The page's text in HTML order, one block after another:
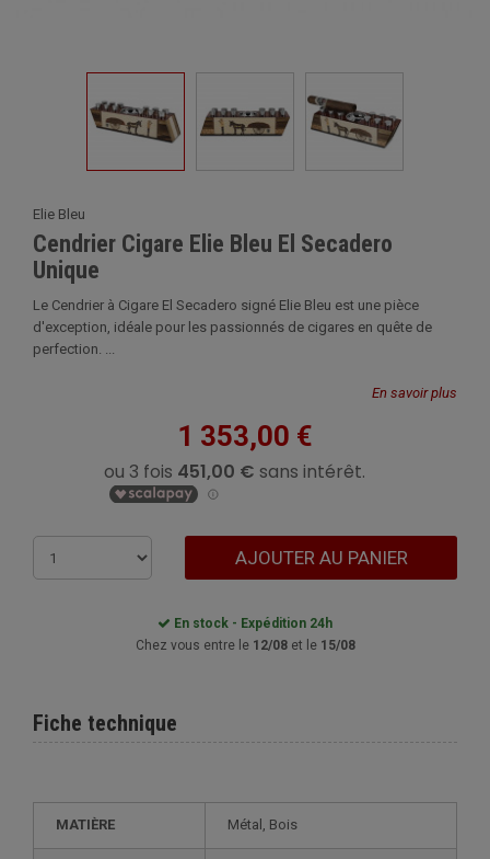
Elie Bleu
Cendrier Cigare Elie Bleu El Secadero
Unique
Le Cendrier à Cigare El Secadero signé Elie Bleu est une pièce
d'exception, idéale pour les passionnés de cigares en quête de
perfection. ...
En savoir plus
1 353,00 €
AJOUTER AU PANIER
En stock - Expédition 24h
Chez vous entre le 12/08et le 15/08
Fiche technique
MATIÈRE Métal, Bois